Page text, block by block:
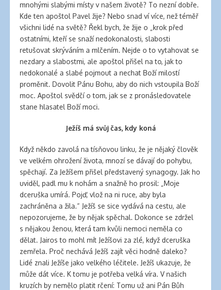
mnohými slabými místy v našem životě? To nezní dobře.
Kde ten apoštol Pavel žije? Nebo snad ví více, než téměř
všichni lidé na světě? Řekl bych, že žije o „krok před
ostatními, kteří se snaží nedokonalosti, slabosti
retušovat skrýváním a mlčením. Nejde o to vytahovat se
nezdary a slabostmi, ale apoštol přišel na to, jak to
nedokonalé a slabé pojmout a nechat Boží milostí
proměnit. Dovolit Pánu Bohu, aby do nich vstoupila Boží
moc. Apoštol svědčí o tom, jak se z pronásledovatele
stane hlasatel Boží moci.
Ježíš má svůj čas, kdy koná
Když někdo zavolá na tísňovou linku, že je nějaký člověk
ve velkém ohrožení života, mnozí se dávají do pohybu,
spěchají. Za Ježíšem přišel představený synagogy. Jak ho
uviděl, padl mu k nohám a snažně ho prosil: „Moje
dceruška umírá. Pojď, vlož na ni ruce, aby byla
zachráněna a žila.“ Ježíš se sice vydává na cestu, ale
nepozorujeme, že by nějak spěchal. Dokonce se zdržel
s nějakou ženou, která tam kvůli nemoci neměla co
dělat. Jairos to mohl mít Ježíšovi za zlé, když dceruška
zemřela. Proč nechává Ježíš zajít věci hodně daleko?
Lidé znali Ježíše jako velkého léčitele. Ježíš ukazuje, že
může dát více. K tomu je potřeba velká víra. V našich
kruzích by nemělo platit rčení: Tomu už ani Pán Bůh